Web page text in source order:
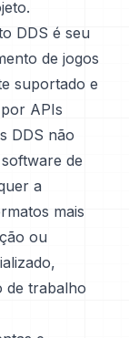
DDS é seu
de jogos
suportado e
APIs
DDS não
de
a
mais
ou
de trabalho